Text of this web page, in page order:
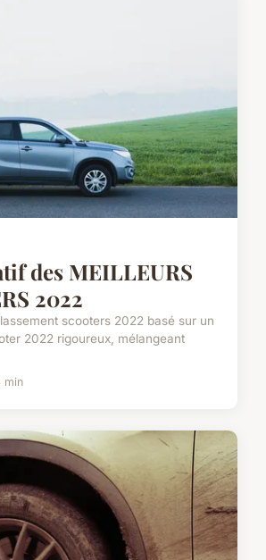
des MEILLEURS
2022
scooters 2022 basé sur un
2022 rigoureux, mélangeant
min